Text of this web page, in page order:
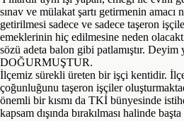
sınav ve mülakat şartı getirmenin amacı
getirilmesi sadece ve sadece taşeron
emeklerinin hiç edilmesine neden
sözü adeta balon gibi patlamıştır.
DOĞURMUŞTUR.
İlçemiz sürekli üreten bir işçi kentidir.
çoğunluğunu taşeron işçiler
önemli bir kısmı da TKİ bünyesinde
kapsam dışında bırakılması halinde